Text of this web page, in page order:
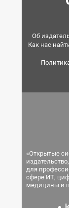
Об
Как нас
«Открытые
для
сфере ИТ,
медицины и